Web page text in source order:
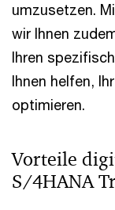
umzusetzen.
wir Ihnen
Ihren
Ihnen helfen,
optimieren.
Vorteile
S/4HANA